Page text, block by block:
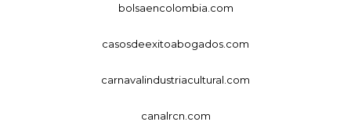
bolsaencolombia.com
casosdeexitoabogados.com
carnavalindustriacultural.com
canalrcn.com